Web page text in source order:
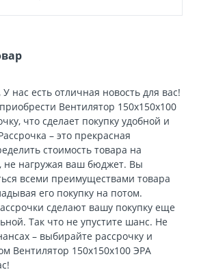
нас есть отличная новость для вас!
Вентилятор 150х150х100
что сделает покупку удобной и
– это прекрасная
стоимость товара на
не нагружая ваш бюджет. Вы
всеми преимуществами товара
его покупку на потом.
сделают вашу покупку еще
Так что не упустите шанс. Не
– выбирайте рассрочку и
Вентилятор 150х150х100 ЭРА